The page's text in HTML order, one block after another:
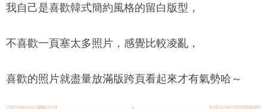
我自己是喜歡韓式簡約風格的留白版型，
不喜歡一頁塞太多照片，感覺比較凌亂，
喜歡的照片就盡量放滿版跨頁看起來才有氣勢哈～